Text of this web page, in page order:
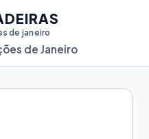
de janeiro
de Janeiro